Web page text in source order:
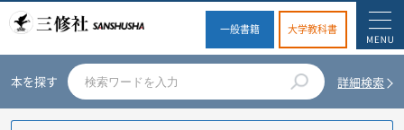
一般書籍 大学教科書
本を探す 詳細検索